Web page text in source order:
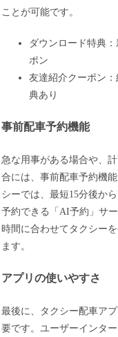
ことが可能です。
ダウンロード特典
ポン
友達紹介クーポン
典あり
事前配車予約機能
急な用事がある場合や、
合には、事前配車予約機
シーでは、最短15分後か
予約できる「AI予約」サ
時間に合わせてタクシー
ます。
アプリの使いやすさ
最後に、タクシー配車ア
要です。ユーザーインタ